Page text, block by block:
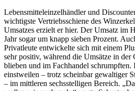
Lebensmitteleinzelhändler und
wichtigste Vertriebsschiene des
Umsatzes erzielt er hier. Der Umsatz im
Jahr sogar um knapp sieben Prozent.
Privatleute entwickelte sich mit einem
sehr positiv, während die Umsätze in der
blieben und im Fachhandel
einstweilen – trotz scheinbar gewaltiger
– im mittleren sechsstelligen Bereich.